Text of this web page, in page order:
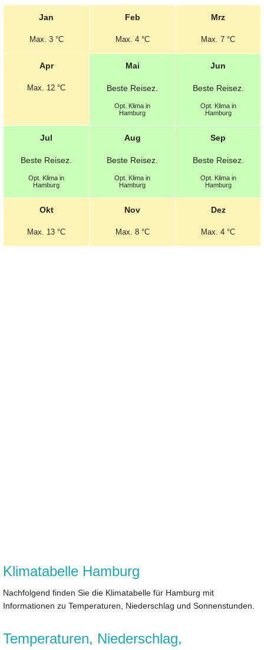
Jan
Max. 3 °C
Feb
Max. 4 °C
Mrz
Max. 7 °C
Apr
Max. 12 °C
Mai
Beste Reisez.
Opt.
Klima in
Hamburg
Jun
Beste Reisez.
Opt.
Klima in
Hamburg
Jul
Beste Reisez.
Opt.
Klima in
Hamburg
Aug
Beste Reisez.
Opt.
Klima in
Hamburg
Sep
Beste Reisez.
Opt.
Klima in
Hamburg
Okt
Max. 13 °C
Nov
Max. 8 °C
Dez
Max. 4 °C
Klimatabelle Hamburg
Nachfolgend finden Sie die Klimatabelle für Hamburg mit
Informationen zu Temperaturen, Niederschlag und Sonnenstunden.
Temperaturen, Niederschlag,